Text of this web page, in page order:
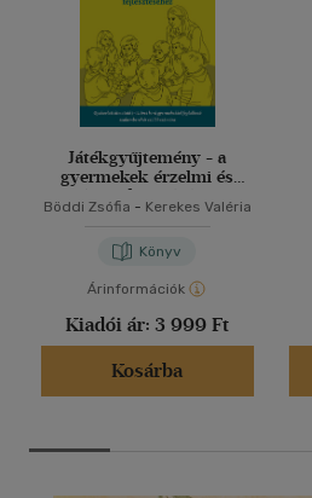
Játékgyűjtemény - a
gyermekek érzelmi és
társas fejlődéséhez
Böddi Zsófia - Kerekes Valéria
Könyv
Árinformációk
Kiadói ár: 3 999 Ft
Kosárba